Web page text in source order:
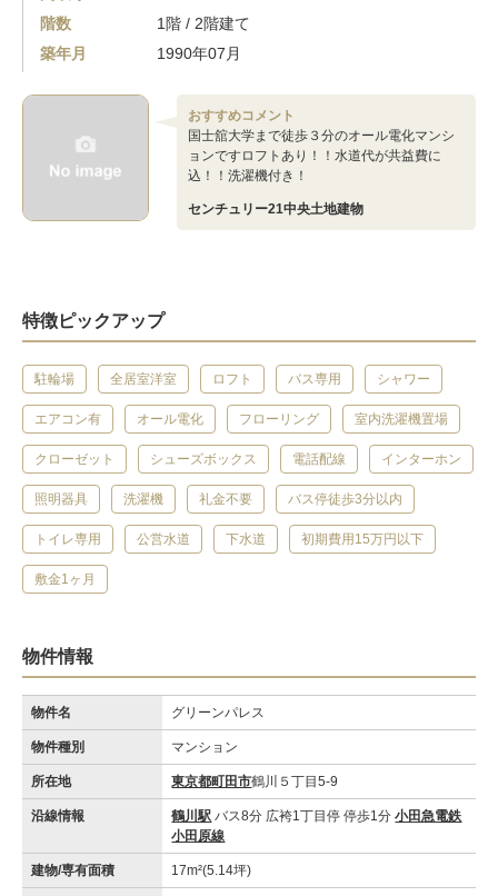
階数
1階 / 2階建て
築年月
1990年07月
おすすめコメント
国士舘大学まで徒歩３分のオール電化マンシ
ョンですロフトあり！！水道代が共益費に
込！！洗濯機付き！
センチュリー21中央土地建物
特徴ピックアップ
駐輪場 全居室洋室 ロフト バス専用 シャワー
エアコン有 オール電化 フローリング 室内洗濯機置場
クローゼット シューズボックス 電話配線 インターホン
照明器具 洗濯機 礼金不要 バス停徒歩3分以内
トイレ専用 公営水道 下水道 初期費用15万円以下
敷金1ヶ月
物件情報
物件名 グリーンパレス
物件種別 マンション
所在地 東京都町田市鶴川５丁目5-9
沿線情報 鶴川駅 バス8分 広袴1丁目停 停歩1分小田急電鉄
小田原線
建物/専有面積 17m²(5.14坪)